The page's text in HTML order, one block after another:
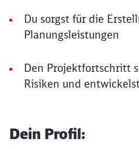
Du sorgst für die
Planungsleistungen
Den Projektfortschritt
Risiken und
Dein Profil: